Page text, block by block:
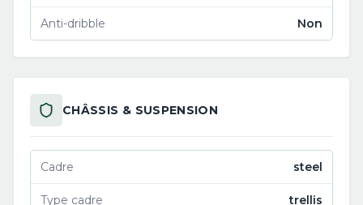
Anti-dribble Non
CHÂSSIS & SUSPENSION
Cadre steel
Type cadre trellis